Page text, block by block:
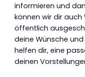
informieren und
können wir dir
öffentlich
deine Wünsche
helfen dir, eine
deinen